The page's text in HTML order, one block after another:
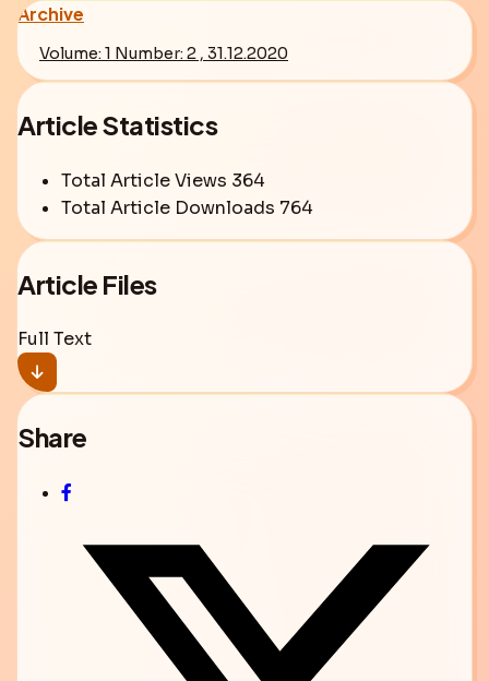
Archive
Volume: 1 Number: 2 , 31.12.2020
Article Statistics
Total Article Views 364
Total Article Downloads 764
Article Files
Full Text
Share